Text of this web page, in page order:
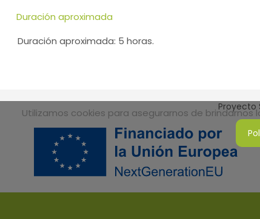
Duración aproximada
Duración aproximada: 5 horas.
Proyecto
Utilizamos cookies para asegurarnos de